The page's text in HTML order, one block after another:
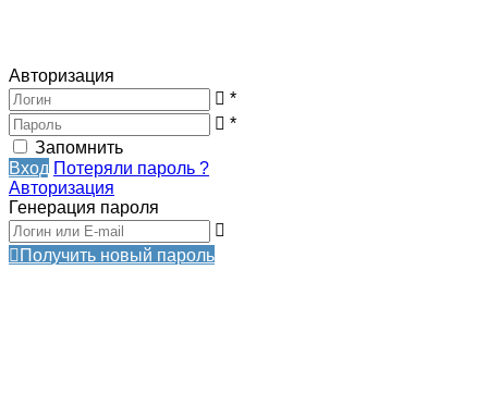
Авторизация
*
*
Запомнить
Вход Потеряли пароль ?
Авторизация
Генерация пароля
Получить новый пароль